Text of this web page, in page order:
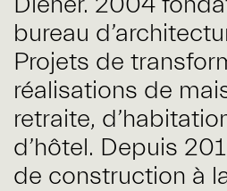
bureau
Projets de
réalisations de
retraite,
d’hôtel. Depuis
de construction à